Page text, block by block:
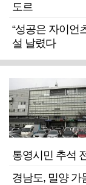
도르
“성공은 자이언
설 날렸다
통영시민 추석
경남도, 밀양 가